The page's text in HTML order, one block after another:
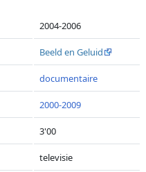
2004-2006
Beeld en Geluid
documentaire
2000-2009
3'00
televisie